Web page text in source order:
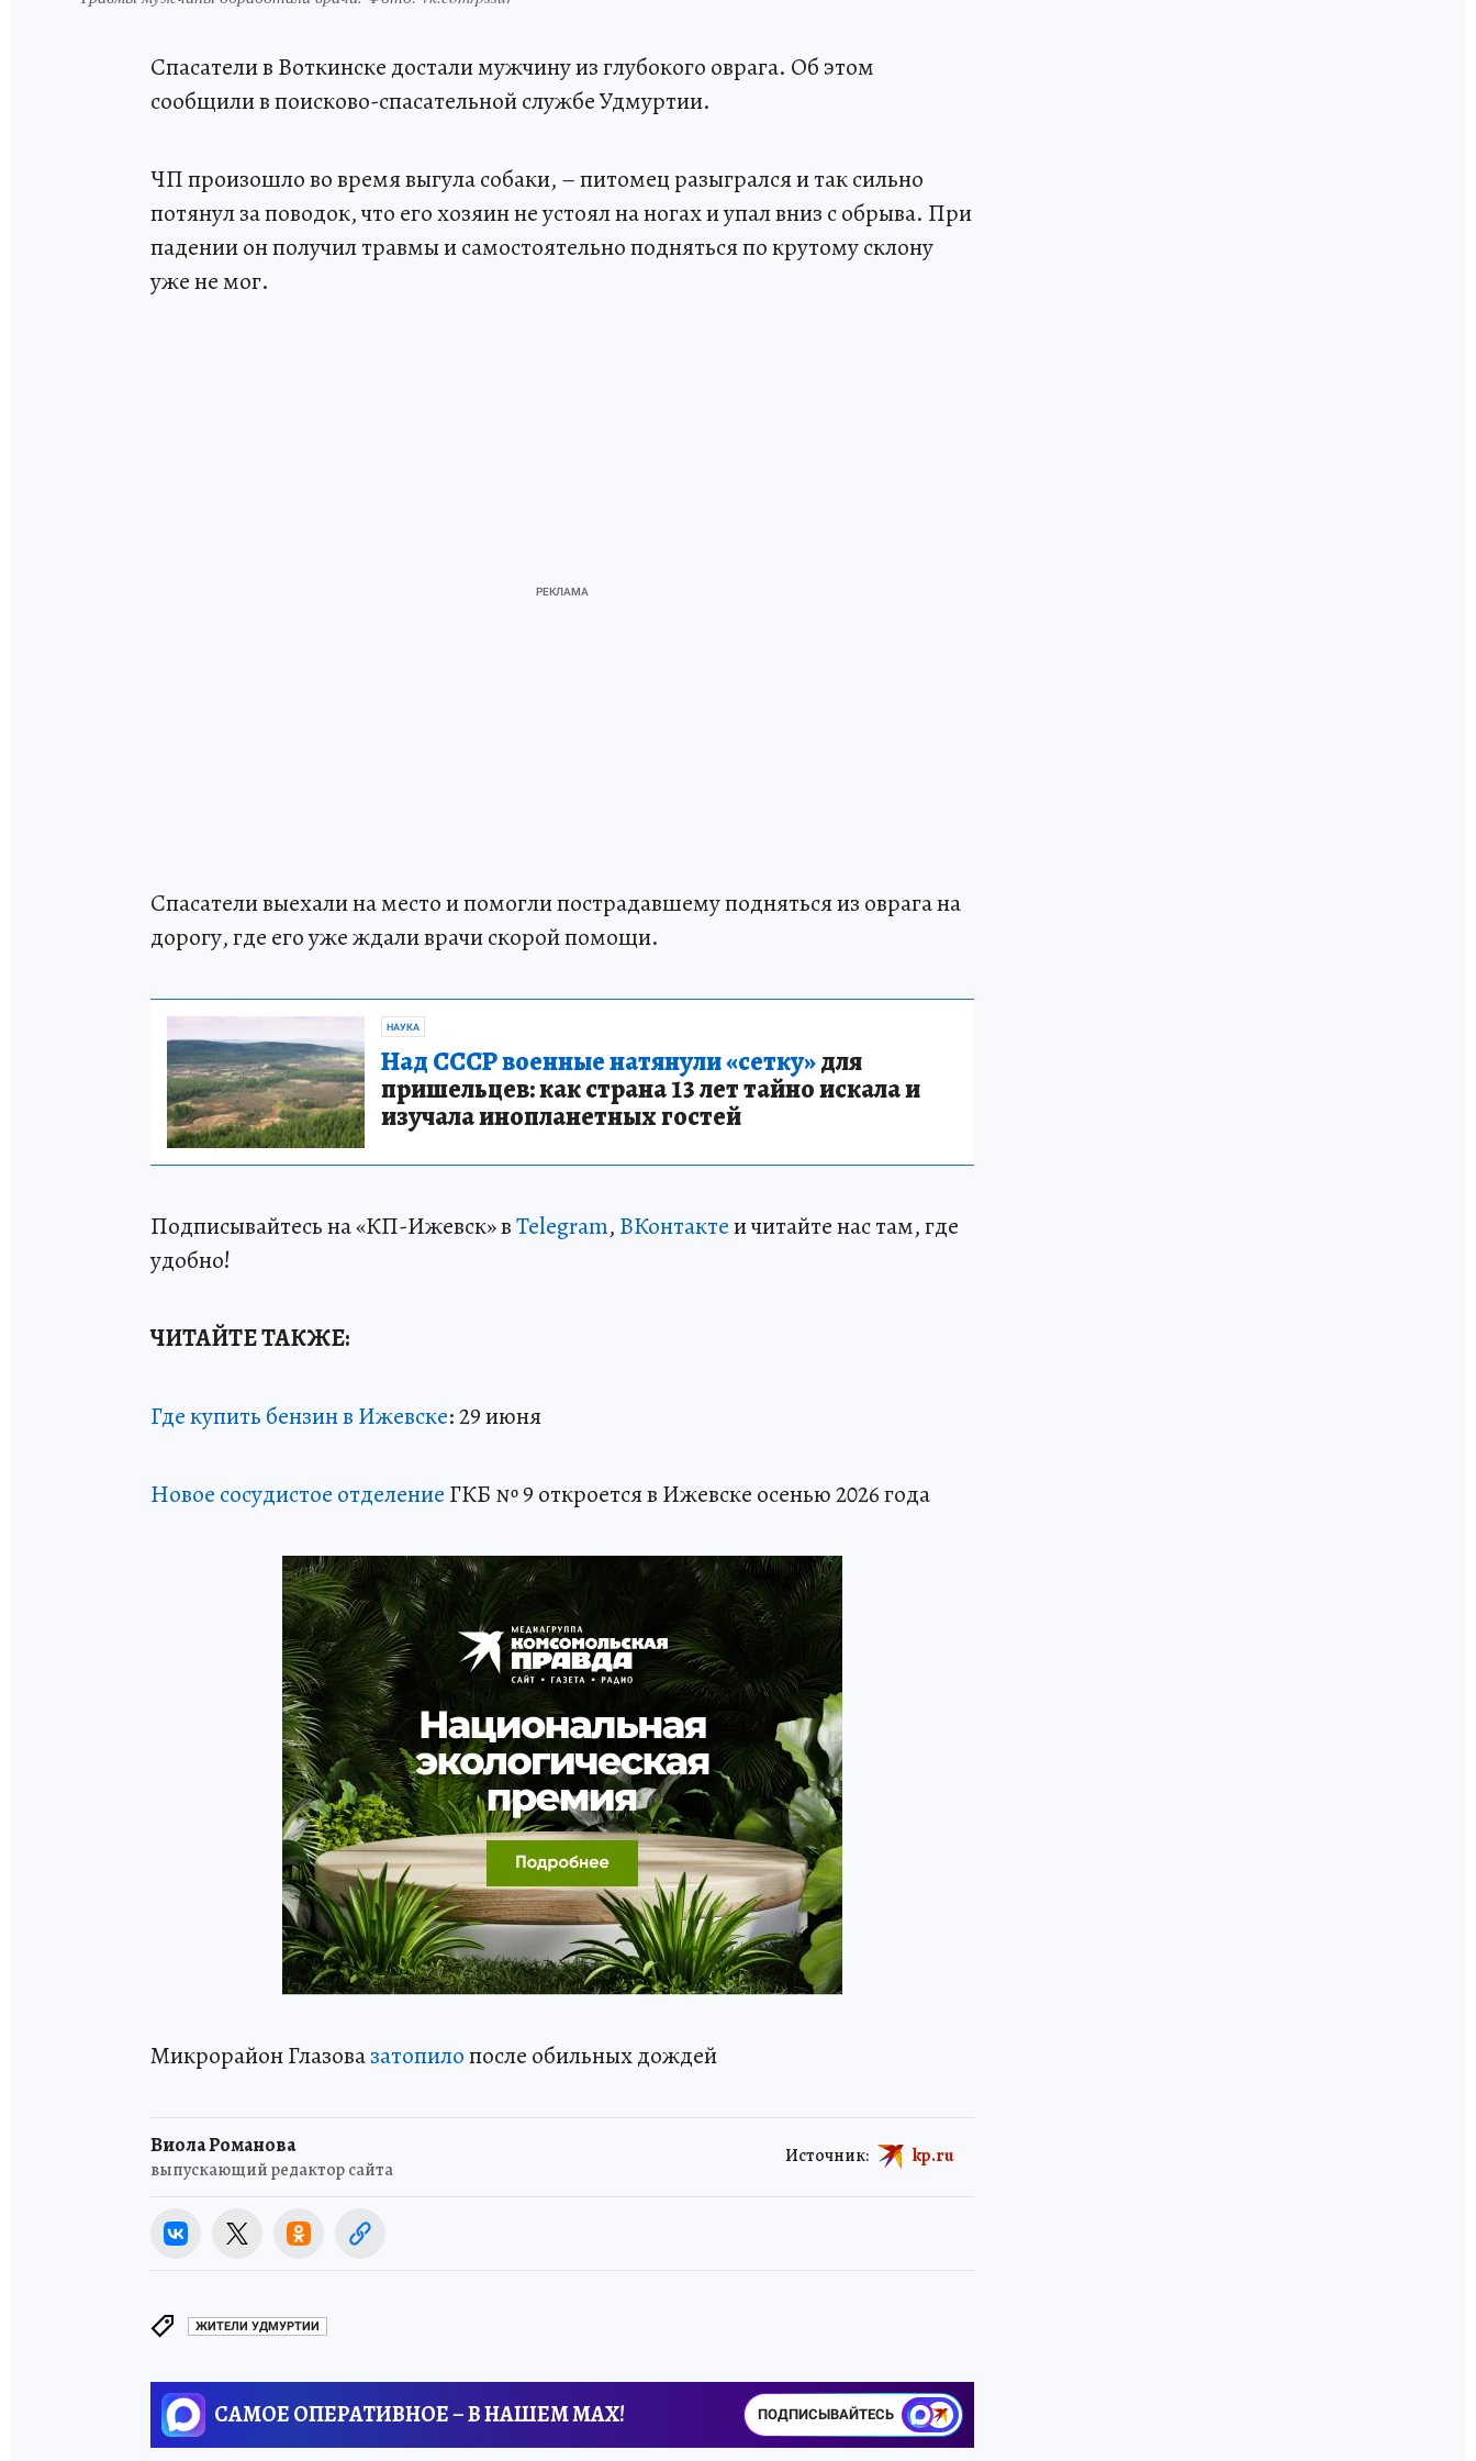
Спасатели в Воткинске достали мужчину из глубокого оврага. Об этом
сообщили в поисково-спасательной службе Удмуртии.
ЧП произошло во время выгула собаки, – питомец разыгрался и так сильно
потянул за поводок, что его хозяин не устоял на ногах и упал вниз с обрыва. При
падении он получил травмы и самостоятельно подняться по крутому склону
уже не мог.
Спасатели выехали на место и помогли пострадавшему подняться из оврага на
дорогу, где его уже ждали врачи скорой помощи.
НАУКА
Над СССР военные натянули «сетку»для
пришельцев: как страна 13 лет тайно искала и
изучала инопланетных гостей
Подписывайтесь на «КП-Ижевск» вTelegram, ВКонтактеи читайте нас там, где
удобно!
ЧИТАЙТЕ ТАКЖЕ:
Где купить бензин в Ижевске: 29 июня
Новое сосудистое отделение ГКБ № 9 откроется в Ижевске осенью 2026 года
Микрорайон Глазовазатопилопосле обильных дождей
Виола Романова
выпускающий редактор сайта
Источник: kp.ru
ЖИТЕЛИ УДМУРТИИ
САМОЕ ОПЕРАТИВНОЕ – В НАШЕМ MAX! ПОДПИСЫВАЙТЕСЬ